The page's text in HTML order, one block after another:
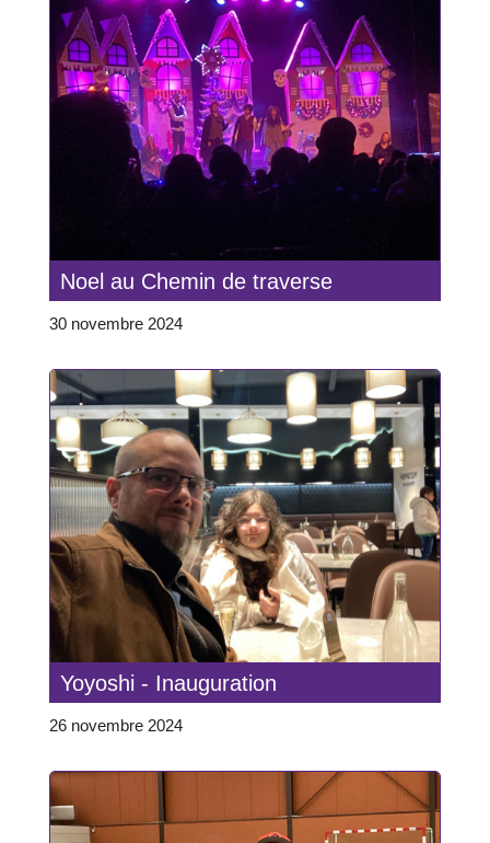
Noel au Chemin de traverse
30 novembre 2024
Yoyoshi - Inauguration
26 novembre 2024